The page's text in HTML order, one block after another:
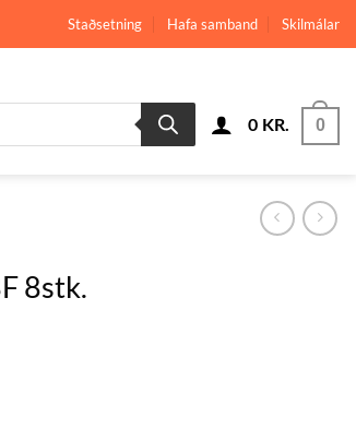
Staðsetning Hafa samband Skilmálar
0 KR. 0
8stk.